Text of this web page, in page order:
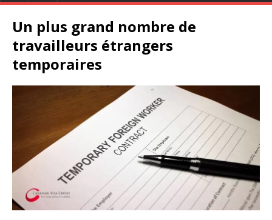
Un plus grand nombre de
travailleurs étrangers
temporaires